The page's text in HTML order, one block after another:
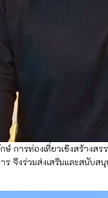
ารท่องเที่ยวเชิงสร้างสร
จึงร่วมส่งเสริมและสนับส